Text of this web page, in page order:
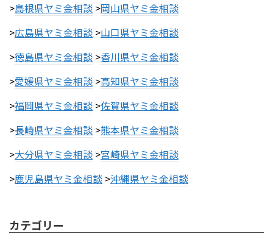
>島根県ヤミ金相談 >岡山県ヤミ金相談
>広島県ヤミ金相談 >山口県ヤミ金相談
>徳島県ヤミ金相談 >香川県ヤミ金相談
>愛媛県ヤミ金相談 >高知県ヤミ金相談
>福岡県ヤミ金相談 >佐賀県ヤミ金相談
>長崎県ヤミ金相談 >熊本県ヤミ金相談
>大分県ヤミ金相談 >宮崎県ヤミ金相談
>鹿児島県ヤミ金相談 >沖縄県ヤミ金相談
カテゴリー